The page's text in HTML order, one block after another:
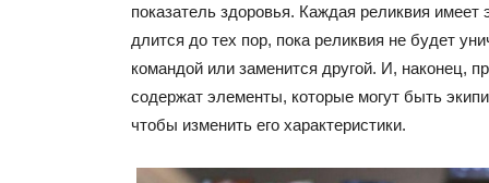
показатель здоровья. Каждая реликвия имеет
длится до тех пор, пока реликвия не будет
командой или заменится другой. И, наконец,
содержат элементы, которые могут быть
чтобы изменить его характеристики.